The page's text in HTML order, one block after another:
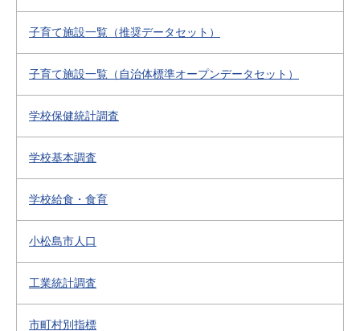
子育て施設一覧（推奨データセット）
子育て施設一覧（自治体標準オープンデータセット）
学校保健統計調査
学校基本調査
学校給食・食育
小松島市人口
工業統計調査
市町村別指標